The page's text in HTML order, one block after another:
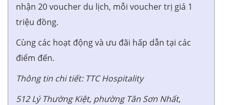
nhận 20 voucher du lịch, mỗi voucher trị giá 1
triệu đồng.
Cùng các hoạt động và ưu đãi hấp dẫn tại các
điểm đến.
Thông tin chi tiết: TTC Hospitality
512 Lý Thường Kiệt, phường Tân Sơn Nhất,